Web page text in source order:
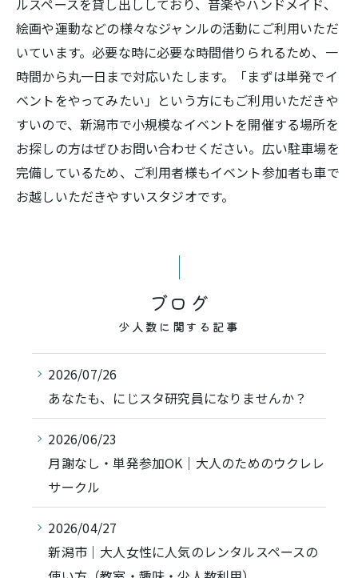
ルスペースを貸し出ししており、音楽やハンドメイド、
絵画や運動などの様々なジャンルの活動にご利用いただ
いています。必要な時に必要な時間借りられるため、一
時間から丸一日まで対応いたします。「まずは単発でイ
ベントをやってみたい」という方にもご利用いただきや
すいので、新潟市で小規模なイベントを開催する場所を
お探しの方はぜひお問い合わせください。広い駐車場を
完備しているため、ご利用者様もイベント参加者も車で
お越しいただきやすいスタジオです。
ブログ
少人数に関する記事
2026/07/26
あなたも、にじスタ研究員になりませんか？
2026/06/23
月謝なし・単発参加OK｜大人のためのウクレレ
サークル
2026/04/27
新潟市｜大人女性に人気のレンタルスペースの